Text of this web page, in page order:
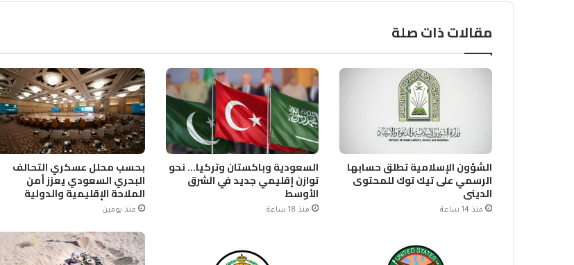
مقالات ذات صلة
الشؤون الإسلامية تطلق حسابها
الرسمي على تيك توك للمحتوى
الديني
منذ 14 ساعة
السعودية وباكستان وتركيا… نحو
توازن إقليمي جديد في الشرق
الأوسط
منذ 18 ساعة
بحسب محلل عسكري التحالف
البحري السعودي يعزز أمن
الملاحة الإقليمية والدولية
منذ يومين